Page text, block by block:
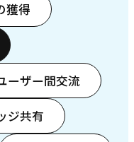
獲得
ーザー間交流
ジ共有